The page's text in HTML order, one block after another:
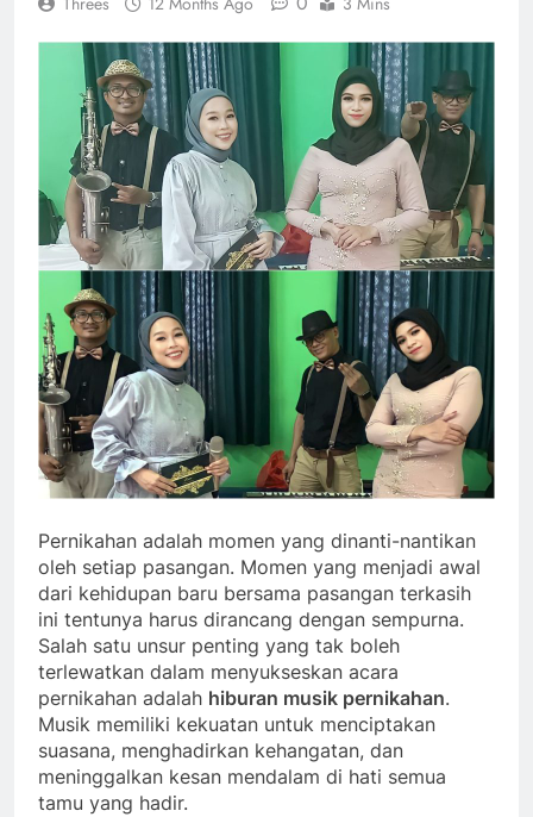
Pernikahan adalah momen yang dinanti-nantikan
oleh setiap pasangan. Momen yang menjadi awal
dari kehidupan baru bersama pasangan terkasih
ini tentunya harus dirancang dengan sempurna.
Salah satu unsur penting yang tak boleh
terlewatkan dalam menyukseskan acara
pernikahan adalah hiburan musik pernikahan.
Musik memiliki kekuatan untuk menciptakan
suasana, menghadirkan kehangatan, dan
meninggalkan kesan mendalam di hati semua
tamu yang hadir.